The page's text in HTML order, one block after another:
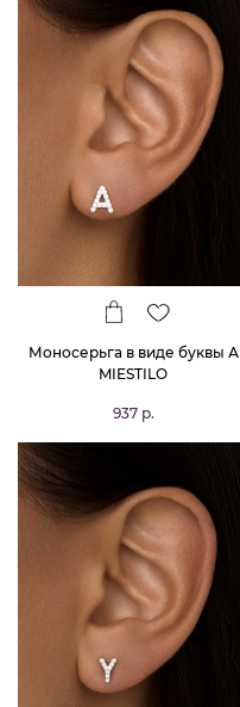
Моносерьга в виде буквы А
MIESTILO
937 р.